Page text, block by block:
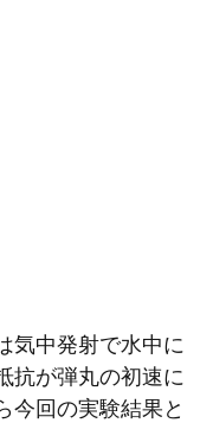
気中発射で水中に
抗が弾丸の初速に
今回の実験結果と